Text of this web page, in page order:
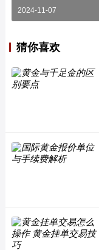
2024-11-07
猜你喜欢